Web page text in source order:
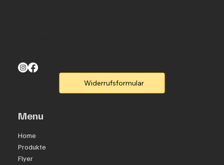
Widerrufsformular
Menu
Home
Produkte
Flyer